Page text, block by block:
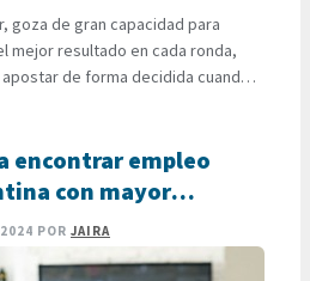
goza de gran capacidad para
mejor resultado en cada ronda,
de forma decidida cuando
y oportunidades para
los principales torneos. Los
encontrar empleo
con mayor
POR JAIRA